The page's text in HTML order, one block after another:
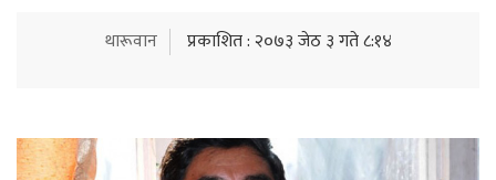
थारूवान प्रकाशित : २०७३ जेठ ३ गते ८:१४